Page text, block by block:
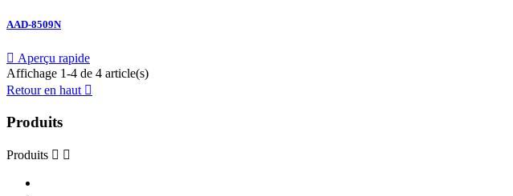
AAD-8509N
 Aperçu rapide
Affichage 1-4 de 4 article(s)
Retour en haut 
Produits
Produits  